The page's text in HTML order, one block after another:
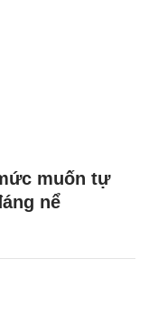
muốn tự
nể